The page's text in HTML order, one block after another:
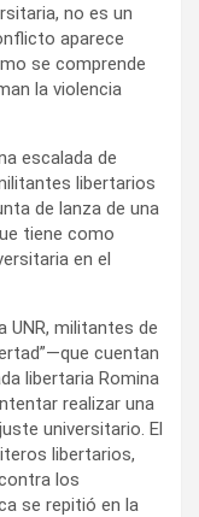
no es un
aparece
se comprende
la violencia
escalada de
libertarios
de lanza de una
tiene como
en el
UNR, militantes de
cuentan
libertaria Romina
realizar una
universitario. El
libertarios,
los
se repitió en la